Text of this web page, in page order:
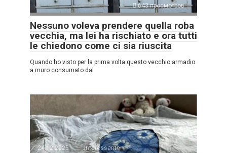
643 просмотров
Nessuno voleva prendere quella roba
vecchia, ma lei ha rischiato e ora tutti
le chiedono come ci sia riuscita
Quando ho visto per la prima volta questo vecchio armadio
a muro consumato dal
24.12.2025
Interessante